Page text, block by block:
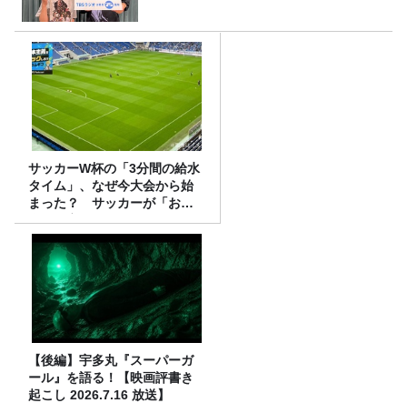
サッカーW杯の「3分間の給水
タイム」、なぜ今大会から始
まった？ サッカーが「お
金」に変わる仕組み
【後編】宇多丸『スーパーガ
ール』を語る！【映画評書き
起こし 2026.7.16 放送】